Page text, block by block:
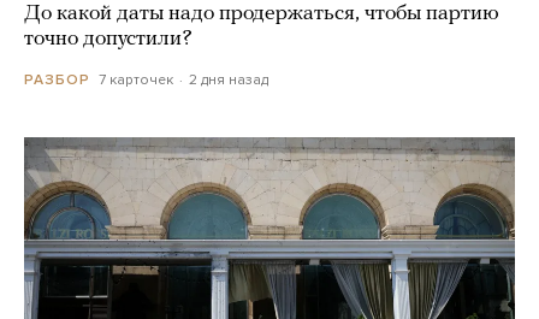
До какой даты надо продержаться, чтобы партию
точно допустили?
РАЗБОР 7 карточек 2 дня назад